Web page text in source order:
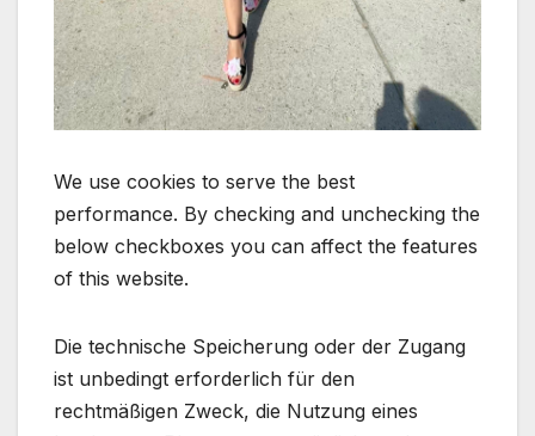
We use cookies to serve the best
performance. By checking and unchecking the
below checkboxes you can affect the features
of this website.
Die technische Speicherung oder der Zugang
ist unbedingt erforderlich für den
rechtmäßigen Zweck, die Nutzung eines